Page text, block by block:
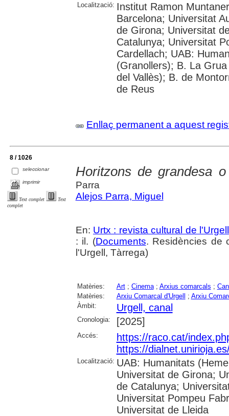
Localització: Institut Ramon
Barcelona; Universitat
de Girona; Universitat
Catalunya; Universitat
Cardellach; UAB:
(Granollers); B. La
del Vallès); B. de
de Reus
Enllaç permanent a aquest
8 / 1026
seleccionar
imprimir
Text complet
Text
complet
Horitzons de grandesa
Parra
Alejos Parra, Miguel
En: Urtx : revista cultural de l'Urgell
: il. (Documents. Residències de
l'Urgell, Tàrrega)
Matèries: Art; Cinema; Arxius comarcals ;
Matèries:
Arxiu Comarcal d'Urgell ; Arxiu
Àmbit:
Urgell, canal
Cronologia: [2025]
Accés:
https://raco.cat/
https://
Localització: UAB: Humanitats
Universitat de Girona;
de Catalunya;
Universitat Pompeu
Universitat de Lleida